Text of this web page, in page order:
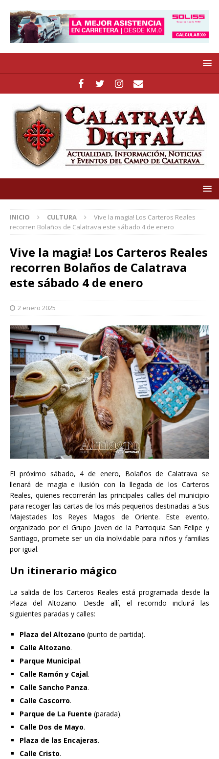
INICIO CULTURA
Vive la magia! Los Carteros Reales
recorren Bolaños de Calatrava este sábado 4 de enero
Vive la magia! Los Carteros Reales
recorren Bolaños de Calatrava
este sábado 4 de enero
2 enero 2025
El próximo sábado, 4 de enero, Bolaños de Calatrava se
llenará de magia e ilusión con la llegada de los Carteros
Reales, quienes recorrerán las principales calles del municipio
para recoger las cartas de los más pequeños destinadas a Sus
Majestades los Reyes Magos de Oriente. Este evento,
organizado por el Grupo Joven de la Parroquia San Felipe y
Santiago, promete ser un día inolvidable para niños y familias
por igual.
Un itinerario mágico
La salida de los Carteros Reales está programada desde la
Plaza del Altozano. Desde allí, el recorrido incluirá las
siguientes paradas y calles:
Plaza del Altozano (punto de partida).
Calle Altozano.
Parque Municipal.
Calle Ramón y Cajal.
Calle Sancho Panza.
Calle Cascorro.
Parque de La Fuente (parada).
Calle Dos de Mayo.
Plaza de las Encajeras.
Calle Cristo.